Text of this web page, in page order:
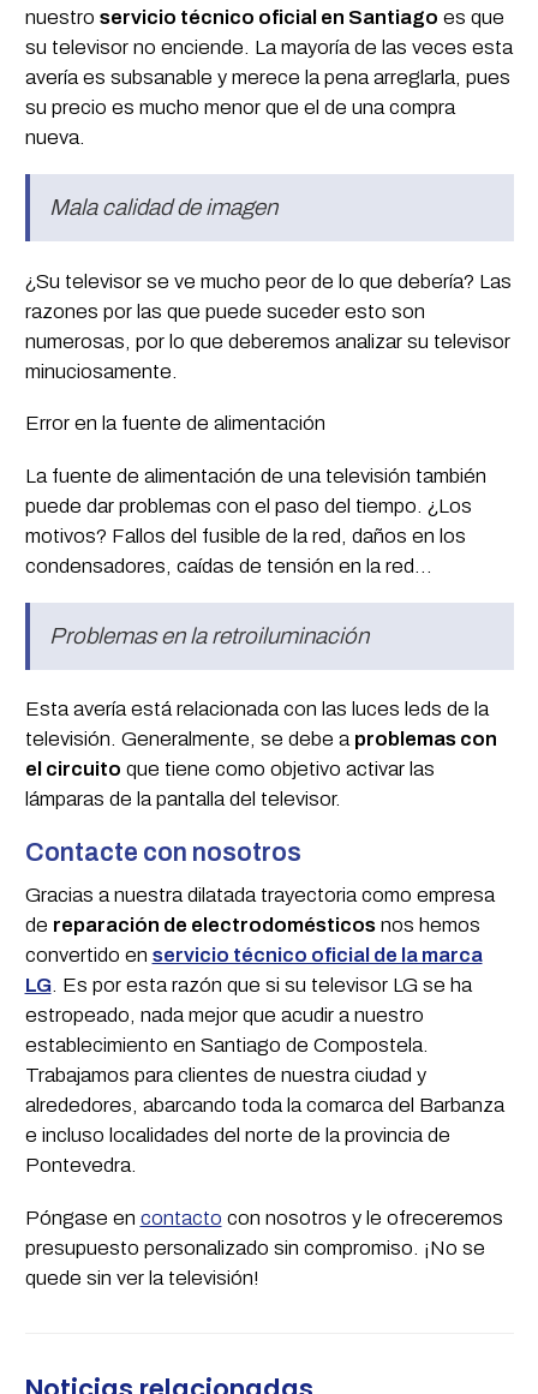
nuestro servicio técnico oficial en Santiago es que
su televisor no enciende. La mayoría de las veces esta
avería es subsanable y merece la pena arreglarla, pues
su precio es mucho menor que el de una compra
nueva.
Mala calidad de imagen
¿Su televisor se ve mucho peor de lo que debería? Las
razones por las que puede suceder esto son
numerosas, por lo que deberemos analizar su televisor
minuciosamente.
Error en la fuente de alimentación
La fuente de alimentación de una televisión también
puede dar problemas con el paso del tiempo. ¿Los
motivos? Fallos del fusible de la red, daños en los
condensadores, caídas de tensión en la red...
Problemas en la retroiluminación
Esta avería está relacionada con las luces leds de la
televisión. Generalmente, se debe a problemas con
el circuito que tiene como objetivo activar las
lámparas de la pantalla del televisor.
Contacte con nosotros
Gracias a nuestra dilatada trayectoria como empresa
de reparación de electrodomésticosnos hemos
convertido en servicio técnico oficial de la marca
LG. Es por esta razón que si su televisor LG se ha
estropeado, nada mejor que acudir a nuestro
establecimiento en Santiago de Compostela.
Trabajamos para clientes de nuestra ciudad y
alrededores, abarcando toda la comarca del Barbanza
e incluso localidades del norte de la provincia de
Pontevedra.
Póngase en contacto con nosotros y le ofreceremos
presupuesto personalizado sin compromiso. ¡No se
quede sin ver la televisión!